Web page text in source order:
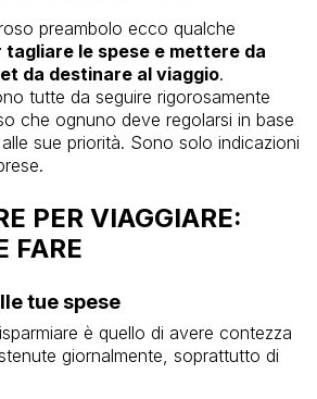
preambolo ecco qualche
le spese e mettere da
da destinare al viaggio.
tutte da seguire rigorosamente
che ognuno deve regolarsi in base
sue priorità. Sono solo indicazioni
PER VIAGGIARE:
FARE
tue spese
è quello di avere contezza
giornalmente, soprattutto di